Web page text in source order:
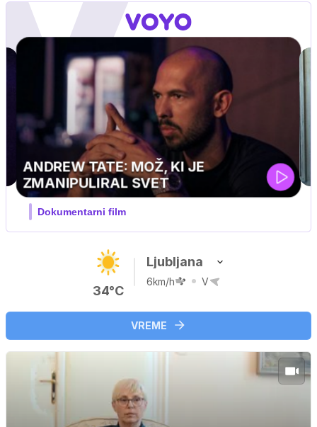
MOJ PRIJATELJ PINGVIN
Film meseca / družinski, pustolovski
34°C
Ljubljana
6km/h V
VREME